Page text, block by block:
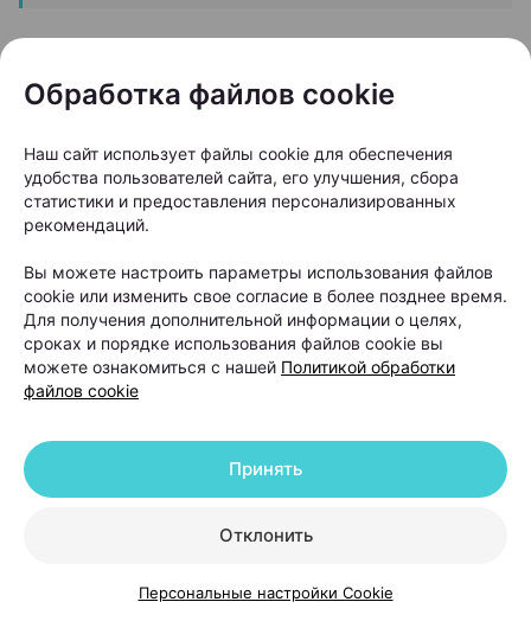
беременностью, заболеваниями
восстановлением после перенесенных
месте стоит андрогенетическая
алопеция — наследственный тип
облысения, при котором волосы
постепенно истончаются и перестают
расти в определенных зонах.
необратимую потерю густоты.
Обработка файлов cookie
Наш сайт использует файлы cookie для обеспечения
удобства пользователей сайта, его улучшения, сбора
статистики и предоставления персонализированных
рекомендаций.
Вы можете настроить параметры использования файлов
cookie или изменить свое согласие в более позднее время.
Для получения дополнительной информации о целях,
сроках и порядке использования файлов cookie вы
можете ознакомиться с нашей Политикой обработки
файлов cookie
Отклонить
Принять
Персональные настройки Cookie